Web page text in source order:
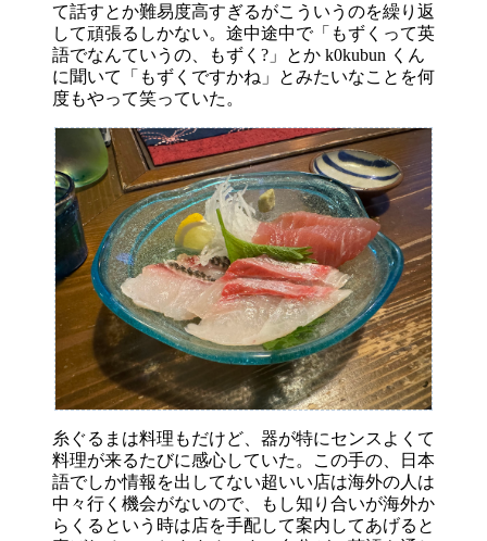
て話すとか難易度高すぎるがこういうのを繰り返
して頑張るしかない。途中途中で「もずくって英
語でなんていうの、もずく?」とか k0kubun くん
に聞いて「もずくですかね」とみたいなことを何
度もやって笑っていた。
糸ぐるまは料理もだけど、器が特にセンスよくて
料理が来るたびに感心していた。この手の、日本
語でしか情報を出してない超いい店は海外の人は
中々行く機会がないので、もし知り合いが海外か
らくるという時は店を手配して案内してあげると